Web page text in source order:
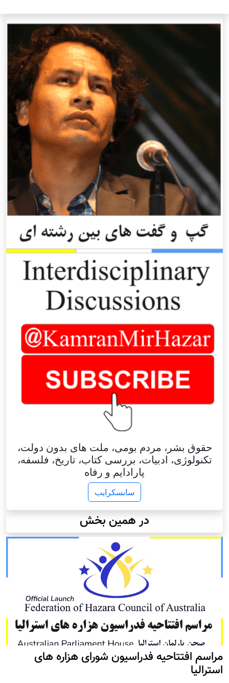
حقوق بشر، مردم بومی، ملت های بدون دولت،
تکنولوژی، ادبیات، بررسی کتاب، تاریخ، فلسفه،
پارادایم و رفاه
سابسکرایب
در همین بخش
مراسم افتتاحیه فدراسیون شورای هزاره های
استرالیا